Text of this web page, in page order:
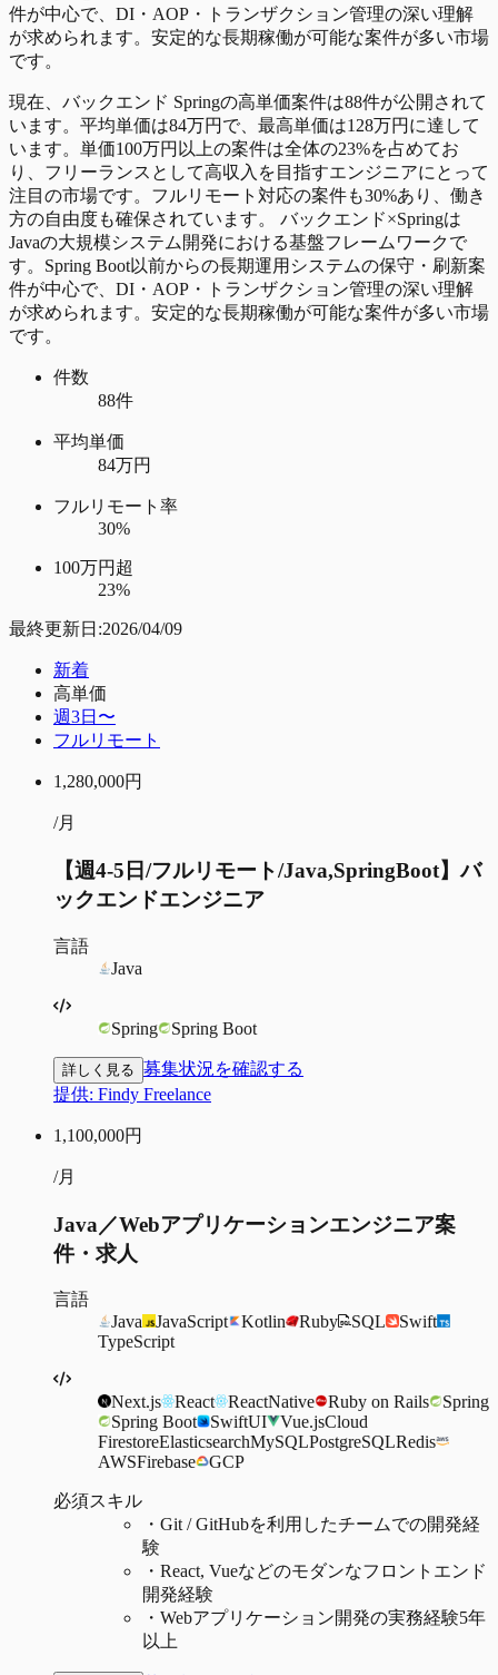
件が中心で、DI・AOP・トランザクション管理の深い理解
が求められます。安定的な長期稼働が可能な案件が多い市場
です。
現在、バックエンド Springの高単価案件は88件が公開されて
います。平均単価は84万円で、最高単価は128万円に達して
います。単価100万円以上の案件は全体の23%を占めてお
り、フリーランスとして高収入を目指すエンジニアにとって
注目の市場です。フルリモート対応の案件も30%あり、働き
方の自由度も確保されています。 バックエンド×Springは
Javaの大規模システム開発における基盤フレームワークで
す。Spring Boot以前からの長期運用システムの保守・刷新案
件が中心で、DI・AOP・トランザクション管理の深い理解
が求められます。安定的な長期稼働が可能な案件が多い市場
です。
件数
88件
平均単価
84万円
フルリモート率
30%
100万円超
23%
最終更新日:2026/04/09
新着
高単価
週3日〜
フルリモート
1,280,000円
/月
【週4-5日/フルリモート/Java,SpringBoot】バ
ックエンドエンジニア
言語
Java
Spring Spring Boot
詳しく見る 募集状況を確認する
提供: Findy Freelance
1,100,000円
/月
Java／Webアプリケーションエンジニア案
件・求人
言語
Java
JavaScript Kotlin Ruby SQL
Swift
TypeScript
Next.js React ReactNative Ruby on Rails
Spring
Spring Boot
SwiftUI Vue.jsCloud
FirestoreElasticsearchMySQLPostgreSQLRedis
AWSFirebase GCP
必須スキル
・ Git / GitHubを利用したチームでの開発経
験
・ React, Vueなどのモダンなフロントエンド
開発経験
・ Webアプリケーション開発の実務経験5年
以上